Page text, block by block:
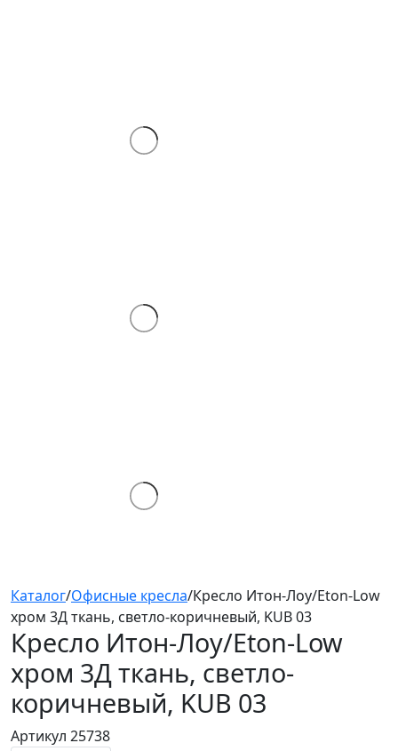
Каталог/Офисные кресла/Кресло Итон-Лоу/Eton-Low
хром 3Д ткань, светло-коричневый, KUB 03
Кресло Итон-Лоу/Eton-Low
хром 3Дткань, светло-
коричневый, KUB 03
Артикул 25738